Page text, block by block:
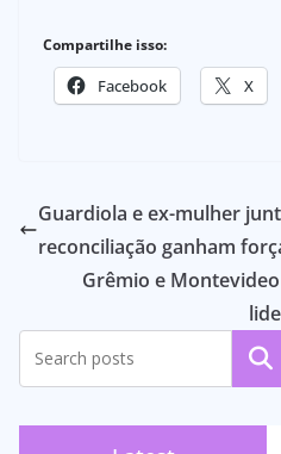
Compartilhe isso:
Facebook X
Guardiola e ex-mulher
reconciliação ganham
Grêmio e